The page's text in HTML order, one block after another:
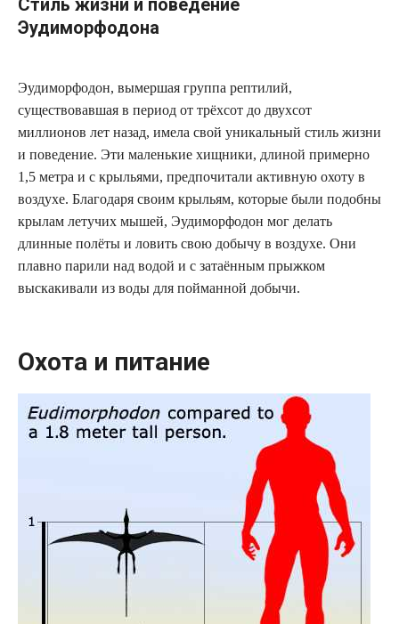
Стиль жизни и поведение
Эудиморфодона
Эудиморфодон, вымершая группа рептилий,
существовавшая в период от трёхсот до двухсот
миллионов лет назад, имела свой уникальный стиль жизни
и поведение. Эти маленькие хищники, длиной примерно
1,5 метра и с крыльями, предпочитали активную охоту в
воздухе. Благодаря своим крыльям, которые были подобны
крылам летучих мышей, Эудиморфодон мог делать
длинные полёты и ловить свою добычу в воздухе. Они
плавно парили над водой и с затаённым прыжком
выскакивали из воды для пойманной добычи.
Охота и питание